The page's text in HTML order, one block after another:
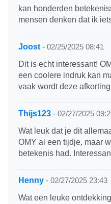
kan honderden
mensen denken dat ik
Joost - 02/25/2025 08:41
Dit is echt interessant!
een coolere indruk kan
vaak wordt deze
Thijs123 - 02/27/2025
Wat leuk dat je dit
OMY al een tijdje, maar
betekenis had.
Henny - 02/27/2025 23:43
Wat een leuke